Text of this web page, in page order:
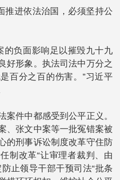
推进依法治国，必须坚持公
的负面影响足以摧毁九十九
好形象。执法司法中万分之
百分之百的伤害。”习近平
案件中都感受到公平正义。
、张文中案等一批冤错案被
的刑事诉讼制度改革守住防
制改革“让审理者裁判、由
止领导干部干预司法“批条